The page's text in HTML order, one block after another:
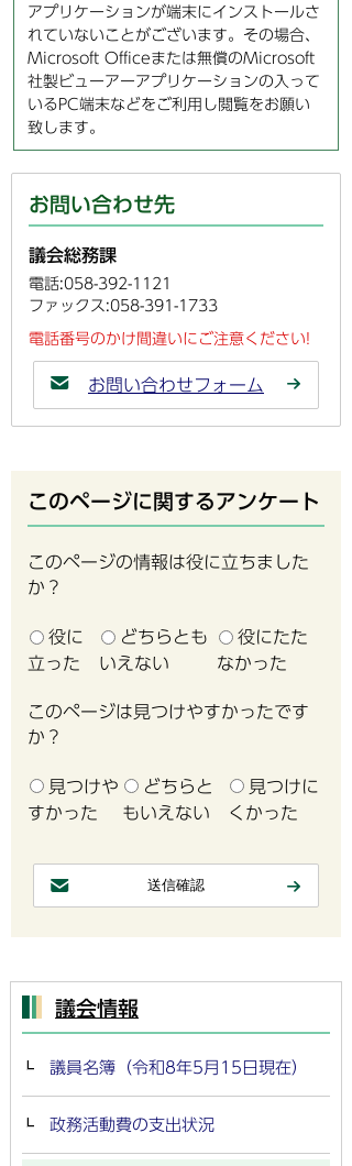
アプリケーションが端末にインストールさ
れていないことがございます。その場合、
Microsoft Officeまたは無償のMicrosoft
社製ビューアーアプリケーションの入って
いるPC端末などをご利用し閲覧をお願い
致します。
お問い合わせ先
議会総務課
電話:058-392-1121
ファックス:058-391-1733
電話番号のかけ間違いにご注意ください!
お問い合わせフォーム
このページに関するアンケート
このページの情報は役に立ちました
か？
役に
立った
どちらとも
いえない
役にたた
なかった
このページは見つけやすかったです
か？
見つけや
すかった
どちらと
もいえない
見つけに
くかった
議会情報
議員名簿（令和8年5月15日現在）
政務活動費の支出状況